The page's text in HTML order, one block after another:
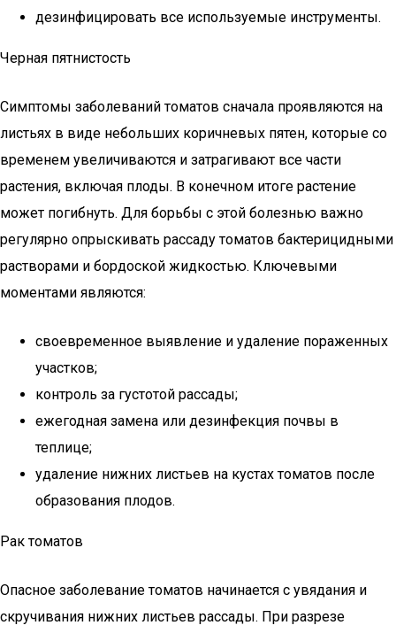
дезинфицировать все используемые инструменты.
Черная пятнистость
Симптомы заболеваний томатов сначала проявляются на
листьях в виде небольших коричневых пятен, которые со
временем увеличиваются и затрагивают все части
растения, включая плоды. В конечном итоге растение
может погибнуть. Для борьбы с этой болезнью важно
регулярно опрыскивать рассаду томатов бактерицидными
растворами и бордоской жидкостью. Ключевыми
моментами являются:
своевременное выявление и удаление пораженных
участков;
контроль за густотой рассады;
ежегодная замена или дезинфекция почвы в
теплице;
удаление нижних листьев на кустах томатов после
образования плодов.
Рак томатов
Опасное заболевание томатов начинается с увядания и
скручивания нижних листьев рассады. При разрезе